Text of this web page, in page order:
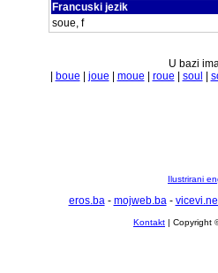
Francuski jezik
soue, f
U bazi
boue joue moue roue soul
Ilustrirani
eros.ba- mojweb.ba-
Kontakt | Copyright